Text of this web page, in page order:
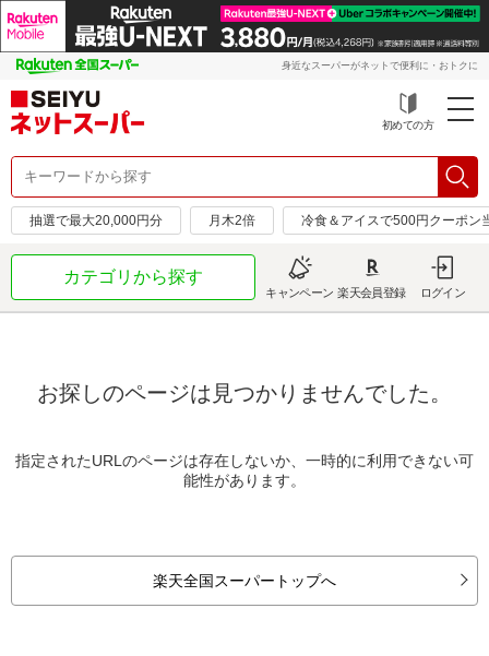
身近なスーパーがネットで便利に・おトクに
初めての方
抽選で最大20,000円分 月木2倍 冷食＆アイスで500円クーポン
カテゴリから探す
キャンペーン 楽天会員登録 ログイン
お探しのページは見つかりませんでした。
指定されたURLのページは存在しないか、一時的に利用できない可
能性があります。
楽天全国スーパートップへ